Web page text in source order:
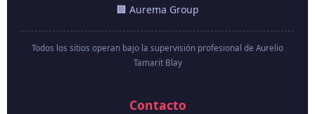
🏢 Aurema Group
Todos los sitios operan bajo la supervisión profesional de Aurelio
Tamarit Blay
Contacto